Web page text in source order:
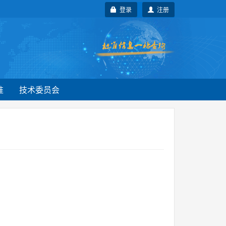
注册
登录
技术委员会